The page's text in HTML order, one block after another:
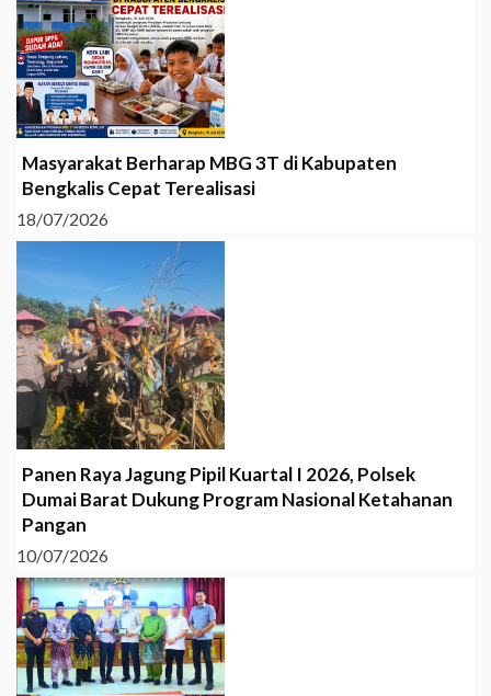
Masyarakat Berharap MBG 3T di Kabupaten
Bengkalis Cepat Terealisasi
18/07/2026
Panen Raya Jagung Pipil Kuartal I 2026, Polsek
Dumai Barat Dukung Program Nasional Ketahanan
Pangan
10/07/2026